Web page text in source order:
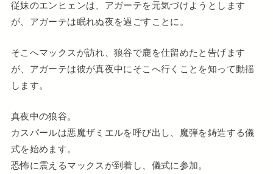
従妹のエンヒェンは、アガーテを元気づけようとします
が、アガーテは眠れぬ夜を過ごすことに。
そこへマックスが訪れ、狼谷で鹿を仕留めたと告げます
が、アガーテは彼が真夜中にそこへ行くことを知って動揺
します。
真夜中の狼谷。
カスパールは悪魔ザミエルを呼び出し、魔弾を鋳造する儀
式を始めます。
恐怖に震えるマックスが到着し、儀式に参加。